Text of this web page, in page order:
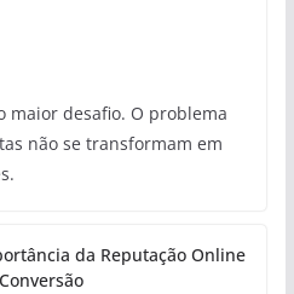
maior desafio. O problema
não se transformam em
da Reputação Online